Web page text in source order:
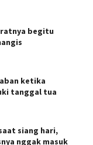
begitu
ketika
tanggal tua
siang hari,
nggak masuk